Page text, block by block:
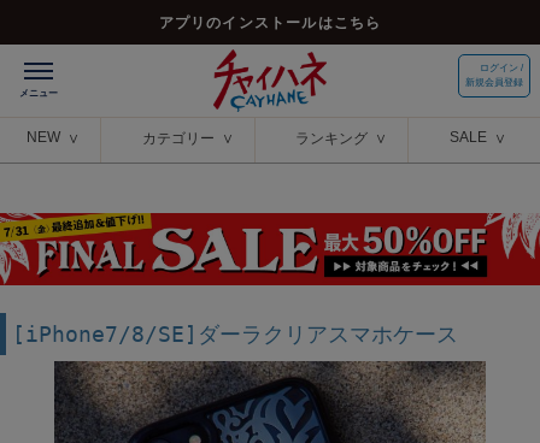
アプリのインストールはこちら
ログイン /
新規会員登録
NEW カテゴリー ランキング SALE
[iPhone7/8/SE]ダーラクリアスマホケース